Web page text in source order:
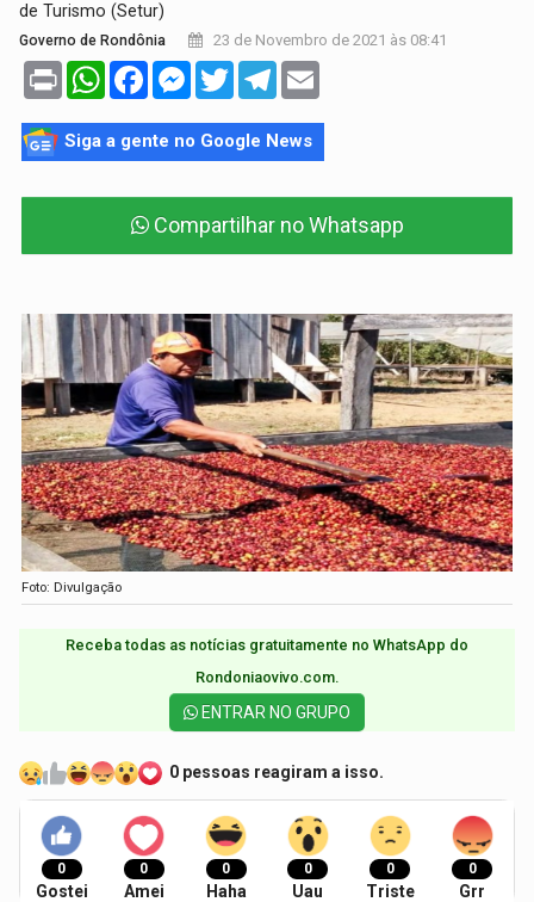
de Turismo (Setur)
Governo de Rondônia 23 de Novembro de 2021 às 08:41
Print WhatsAppFacebookMessenger
TwitterTelegram
Siga a gente no Google News
Compartilhar no Whatsapp
Foto: Divulgação
Receba todas as notícias gratuitamente no WhatsApp do
Rondoniaovivo.com.​
ENTRAR NO GRUPO
0 pessoas reagiram a isso.
0
Gostei
0
Amei
0
Haha
0
Uau
0
Triste
0
Grr